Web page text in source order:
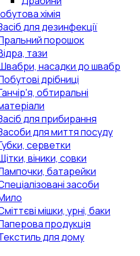
хімія
для дезинфекції
порошок
тази
насадки до швабр
дрібниці
обтиральні
для прибирання
для миття посуду
серветки
віники, совки
батарейки
засоби
мішки, урні, баки
продукція
для дому